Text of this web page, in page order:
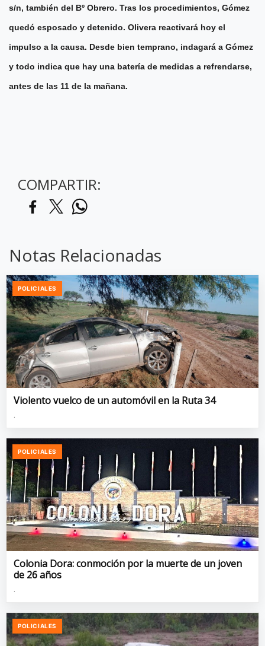
s/n, también del Bº Obrero. Tras los procedimientos, Gómez
quedó esposado y detenido. Olivera reactivará hoy el
impulso a la causa. Desde bien temprano, indagará a Gómez
y todo indica que hay una batería de medidas a refrendarse,
antes de las 11 de la mañana.
COMPARTIR:
Notas Relacionadas
POLICIALES
Violento vuelco de un automóvil en la Ruta 34
.
POLICIALES
Colonia Dora: conmoción por la muerte de un joven
de 26 años
.
POLICIALES